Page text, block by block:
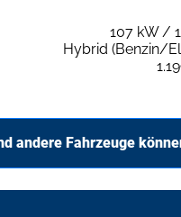
107 kW /
Hybrid (Benzin/
andere Fahrzeuge